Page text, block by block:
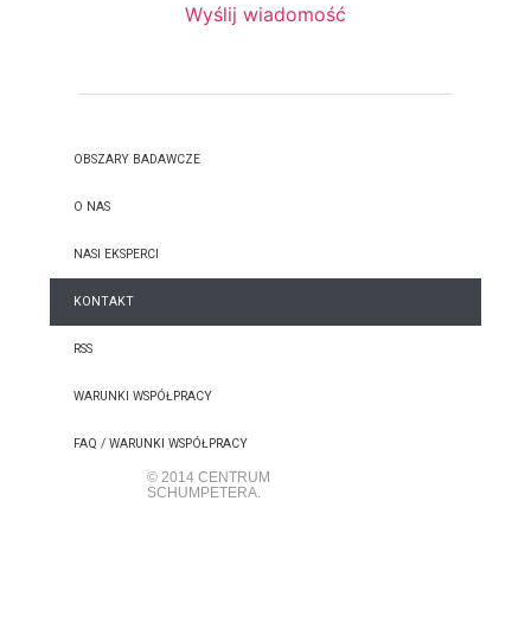
Wyślij wiadomość
© 2014 CENTRUM
SCHUMPETERA.
OBSZARY BADAWCZE
O NAS
NASI EKSPERCI
KONTAKT
RSS
WARUNKI WSPÓŁPRACY
FAQ / WARUNKI WSPÓŁPRACY